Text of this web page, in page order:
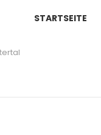
STARTSEITE